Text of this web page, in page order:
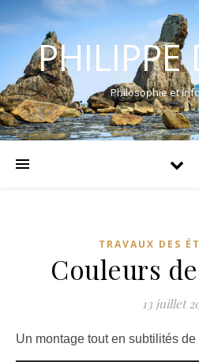
Philosophie et
TRAVAUX DES
Couleurs
13 juillet
Un montage tout en subtilités